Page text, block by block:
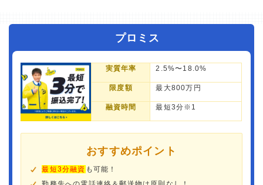
プロミス
実質年率 2.5%〜18.0%
限度額 最大800万円
融資時間 最短3分※1
おすすめポイント
最短3分融資 も可能！